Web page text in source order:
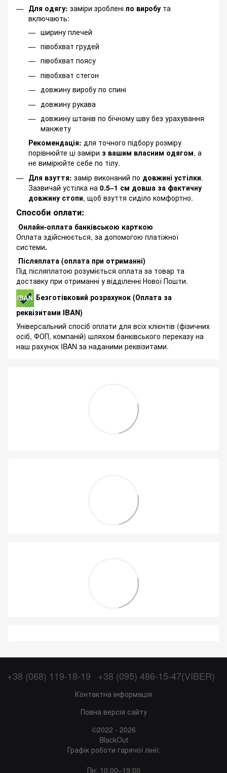
Для одягу: заміри зроблені по виробу та
включають:
ширину плечей
півобхват грудей
півобхват поясу
півобхват стегон
довжину виробу по спині
довжину рукава
довжину штанів по бічному шву без урахування
манжету
Рекомендація: для точного підбору розміру
порівнюйте ці заміри з вашим власним одягом, а
не вимірюйте себе по тілу.
Для взуття: замір виконаний по довжині устілки.
Зазвичай устілка на 0.5–1 см довша за фактичну
довжину стопи, щоб взуття сиділо комфортно.
Способи оплати:
Онлайн-оплата банківською карткою
Оплата здійснюється, за допомогою платіжної
системи.
Післяплата (оплата при отриманні)
Під післяплатою розуміється оплата за товар та
доставку при отриманні у відділенні Нової Пошти.
Безготівковий розрахунок (Оплата за
реквізитами IBAN)
Універсальний спосіб оплати для всіх клієнтів (фізичних
осіб, ФОП, компаній) шляхом банківського переказу на
наш рахунок IBAN за наданими реквізитами.
+38 (068) 119-18-19 +38 (095) 486-15-47(VIBER)
Контактна інформація
Повна версія сайту
©2022 - 2026
BlackOut
Графік роботи гарячої лінії:
Пн: 10:00–19:00